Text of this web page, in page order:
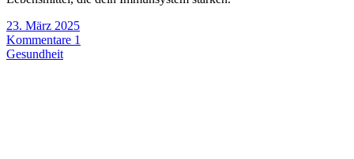
23. März 2025
Kommentare 1
Gesundheit